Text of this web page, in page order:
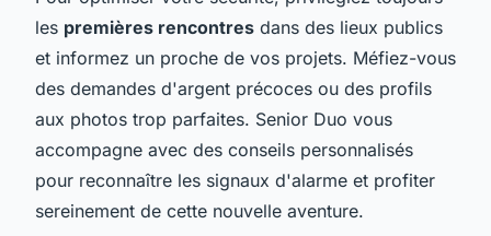
les premières rencontres dans des lieux publics
et informez un proche de vos projets. Méfiez-vous
des demandes d'argent précoces ou des profils
aux photos trop parfaites. Senior Duo vous
accompagne avec des conseils personnalisés
pour reconnaître les signaux d'alarme et profiter
sereinement de cette nouvelle aventure.